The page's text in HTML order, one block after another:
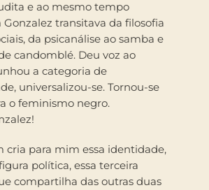
e ao mesmo tempo
Gonzalez transitava da filosofia
da psicanálise ao samba e
candomblé. Deu voz ao
a categoria de
universalizou-se. Tornou-se
o feminismo negro.
cria para mim essa identidade,
política, essa terceira
compartilha das outras duas